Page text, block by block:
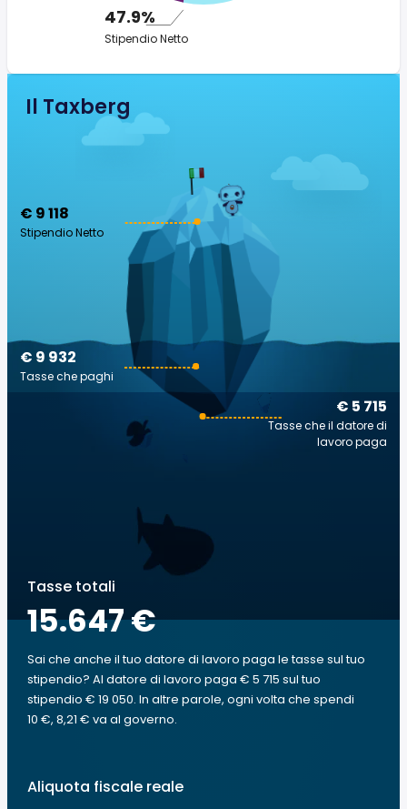
47.9%
Stipendio Netto
Il Taxberg
€ 9 118
Stipendio Netto
€ 5 715
Tasse che il datore di
lavoro paga
€ 9 932
Tasse che paghi
Tasse totali
15.647 €
Sai che anche il tuo datore di lavoro paga le tasse sul tuo
stipendio? Al datore di lavoro paga € 5 715 sul tuo
stipendio € 19 050. In altre parole, ogni volta che spendi
10 €, 8,21 € va al governo.
Aliquota fiscale reale